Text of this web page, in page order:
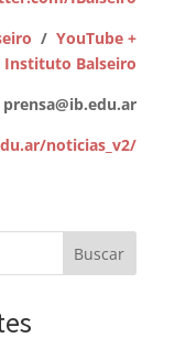
/YouTube +
Instituto Balseiro
prensa@ib.edu.ar
noticias_v2/
Buscar